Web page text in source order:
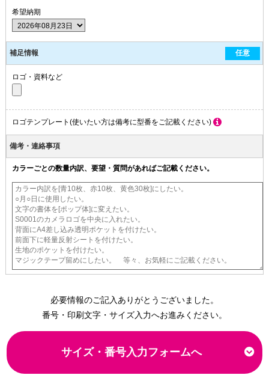
希望納期
補足情報 任意
ロゴ・資料など
ロゴテンプレート(使いたい方は備考に型番をご記載ください)
備考・連絡事項
カラーごとの数量内訳、要望・質問があればご記載ください。
必要情報のご記入ありがとうございました。
番号・印刷文字・サイズ入力へお進みください。
サイズ・番号入力フォームへ